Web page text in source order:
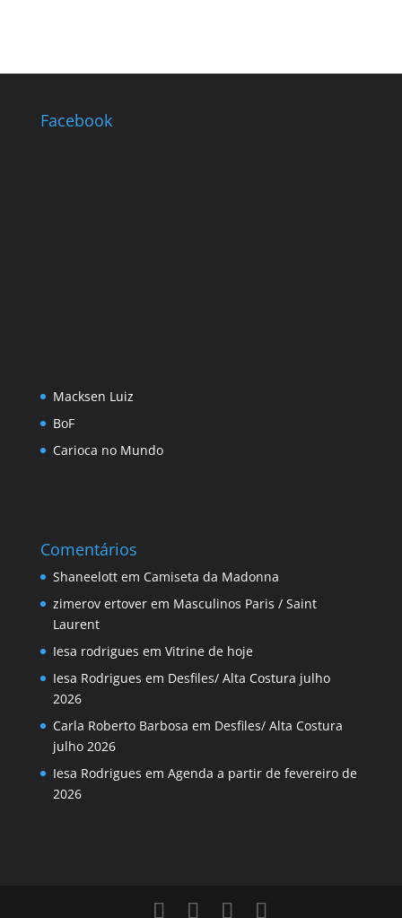
Facebook
Macksen Luiz
BoF
Carioca no Mundo
Comentários
Shaneelottem Camiseta da Madonna
zimerov ertoverem Masculinos Paris / Saint
Laurent
Iesa rodrigues em Vitrine de hoje
Iesa Rodrigues em Desfiles/ Alta Costura julho
2026
Carla Roberto Barbosa em Desfiles/ Alta Costura
julho 2026
Iesa Rodrigues em Agenda a partir de fevereiro de
2026